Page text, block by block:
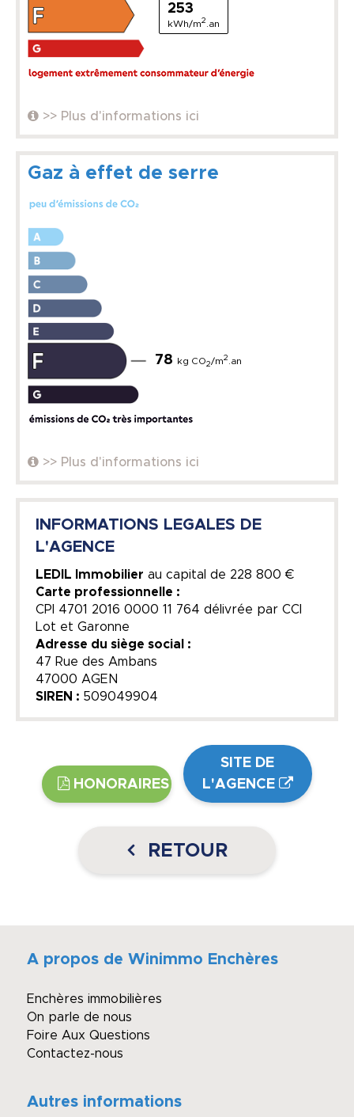
253
kWh/m2 .an
>> Plus d'informations ici
Gaz à effet de serre
78 kg CO2/m2 .an
>> Plus d'informations ici
INFORMATIONS LEGALES DE
L'AGENCE
LEDIL Immobilier au capital de 228 800 €
Carte professionnelle :
CPI 4701 2016 0000 11 764 délivrée par CCI
Lot et Garonne
Adresse du siège social :
47 Rue des Ambans
47000 AGEN
SIREN : 509049904
HONORAIRES
SITE DE
L'AGENCE
RETOUR
A propos de Winimmo Enchères
Enchères immobilières
On parle de nous
Foire Aux Questions
Contactez-nous
Autres informations